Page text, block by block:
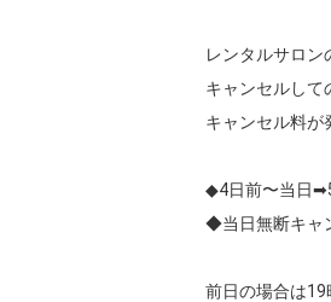
レンタルサロン
キャンセルして
キャンセル料が
◆4日前〜当日
◆当日無断キャ
前日の場合は19